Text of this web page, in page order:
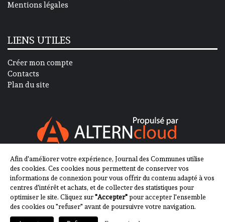
Mentions légales
LIENS UTILES
Créer mon compte
Contacts
Plan du site
SUIVEZ-NOUS SUR
Afin d'améliorer votre expérience, Journal des Communes utilise
des cookies. Ces cookies nous permettent de conserver vos
informations de connexion pour vous offrir du contenu adapté à vos
centres d'intérêt et achats, et de collecter des statistiques pour
optimiser le site. Cliquez sur"Accepter"pour accepter l'ensemble
des cookies ou "refuser" avant de poursuivre votre navigation.